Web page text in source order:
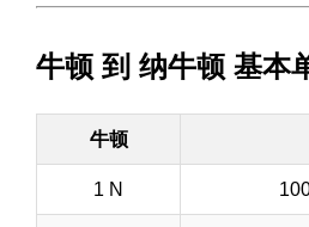
牛顿 到 纳牛顿 基本
牛顿
1 N